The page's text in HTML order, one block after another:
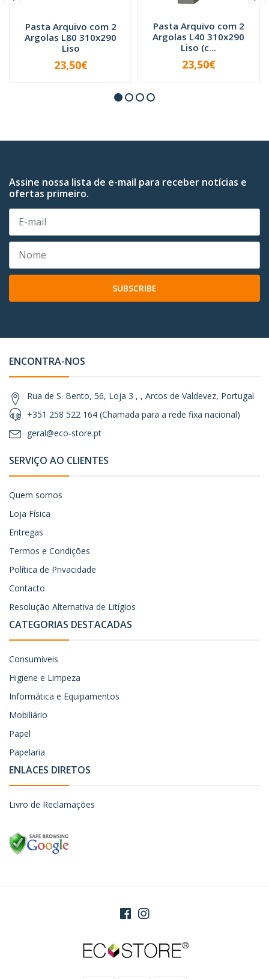
Pasta Arquivo com 2
Argolas L80 310x290
Liso
VER OPÇÕES
23,50€
Pasta Arquivo com 2
Argolas L40 310x290
Liso (c...
+
23,50€
Assine nossa lista de e-mail para receber notícias e
ofertas primeiro.
SUBSCRIBE
ENCONTRA-NOS
Rua de S. Bento, 56, Loja 3 , , Arcos de Valdevez, Portugal
+351 258 522 164 (Chamada para a rede fixa nacional)
geral@eco-store.pt
SERVIÇO AO CLIENTES
Quem somos
Loja Física
Entregas
Termos e Condições
Política de Privacidade
Contacto
Resolução Alternativa de Litígios
CATEGORIAS DESTACADAS
Consumiveis
Higiene e Limpeza
Informática e Equipamentos
Mobiliário
Papel
Papelaria
ENLACES DIRETOS
Livro de Reclamações